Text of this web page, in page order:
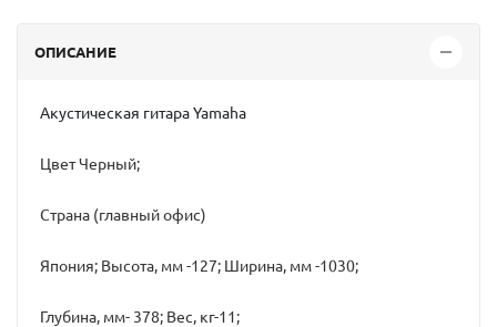
ОПИСАНИЕ
Акустическая гитара Yamaha
Цвет Черный;
Страна (главный офис)
Япония; Высота, мм -127; Ширина, мм -1030;
Глубина, мм- 378; Вес, кг-11;